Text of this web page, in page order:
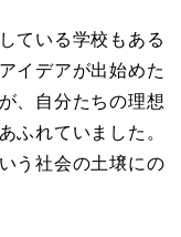
ている学校もある
イデアが出始めた
、自分たちの理想
ふれていました。
う社会の土壌にの